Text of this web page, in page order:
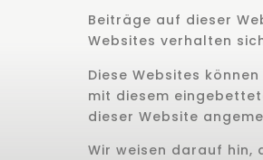
Beiträge auf dieser
Websites verhalten
Diese Websites
mit diesem
dieser Website
Wir weisen darauf hin,